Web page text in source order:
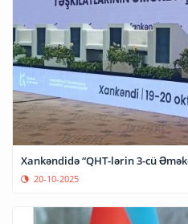
Xankəndidə “QHT-lərin 3-cü
20-10-2025